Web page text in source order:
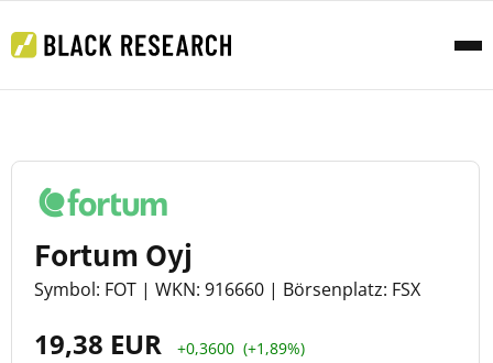
Fortum Oyj
Symbol: FOT | WKN: 916660 | Börsenplatz: FSX
19,38 EUR +0,3600 (+1,89%)